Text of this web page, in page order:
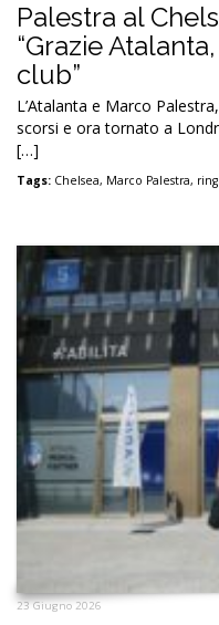
Palestra al
“Grazie
club”
L’Atalanta e Marco
scorsi e ora tornato a
[…]
Tags: Chelsea, Marco Palestra,
23 Giugno 2026